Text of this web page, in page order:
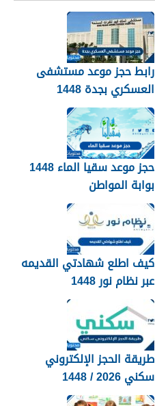
رابط حجز موعد مستشفى
العسكري بجدة 1448
حجز موعد سقيا الماء 1448
بوابة المواطن
كيف اطلع شهادتي القديمه
عبر نظام نور 1448
طريقة الحجز الإلكتروني
سكني 2026 / 1448
بالتفصيل